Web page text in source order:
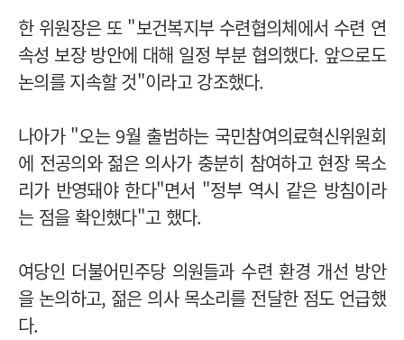
한 위원장은 또 "보건복지부 수련협의체에서 수련 연
속성 보장 방안에 대해 일정 부분 협의했다. 앞으로도
논의를 지속할 것"이라고 강조했다.
나아가 "오는 9월 출범하는 국민참여의료혁신위원회
에 전공의와 젊은 의사가 충분히 참여하고 현장 목소
리가 반영돼야 한다"면서 "정부 역시 같은 방침이라
는 점을 확인했다"고 했다.
여당인 더불어민주당 의원들과 수련 환경 개선 방안
을 논의하고, 젊은 의사 목소리를 전달한 점도 언급했
다.